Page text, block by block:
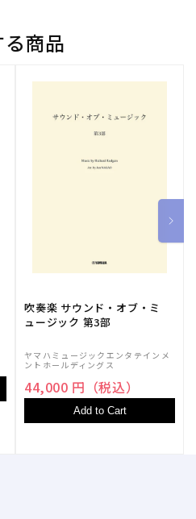
商品
吹奏楽 サウンド・オブ・ミ
ュージック 第3部
ヤマハミュージックエンタテインメ
ントホールディングス
44,000 円（税込）
Add to Cart